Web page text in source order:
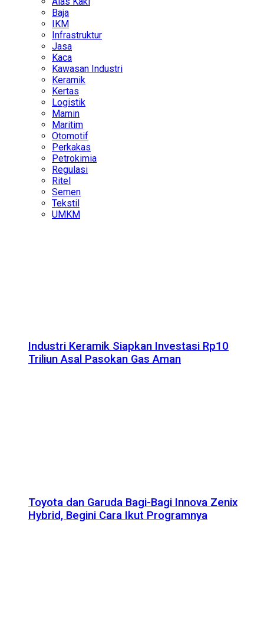
Baja
IKM
Infrastruktur
Jasa
Kaca
Kawasan Industri
Keramik
Kertas
Logistik
Mamin
Maritim
Otomotif
Perkakas
Petrokimia
Regulasi
Ritel
Semen
Tekstil
UMKM
Industri Keramik Siapkan Investasi Rp10
Triliun Asal Pasokan Gas Aman
Toyota dan Garuda Bagi-Bagi Innova Zenix
Hybrid, Begini Cara Ikut Programnya